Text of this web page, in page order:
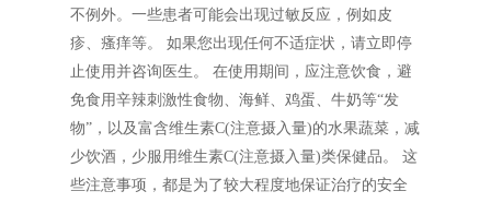
不例外。一些患者可能会出现过敏反应，例如皮
疹、瘙痒等。 如果您出现任何不适症状，请立即停
止使用并咨询医生。 在使用期间，应注意饮食，避
免食用辛辣刺激性食物、海鲜、鸡蛋、牛奶等“发
物”，以及富含维生素C(注意摄入量)的水果蔬菜，减
少饮酒，少服用维生素C(注意摄入量)类保健品。 这
些注意事项，都是为了较大程度地保证治疗的安全